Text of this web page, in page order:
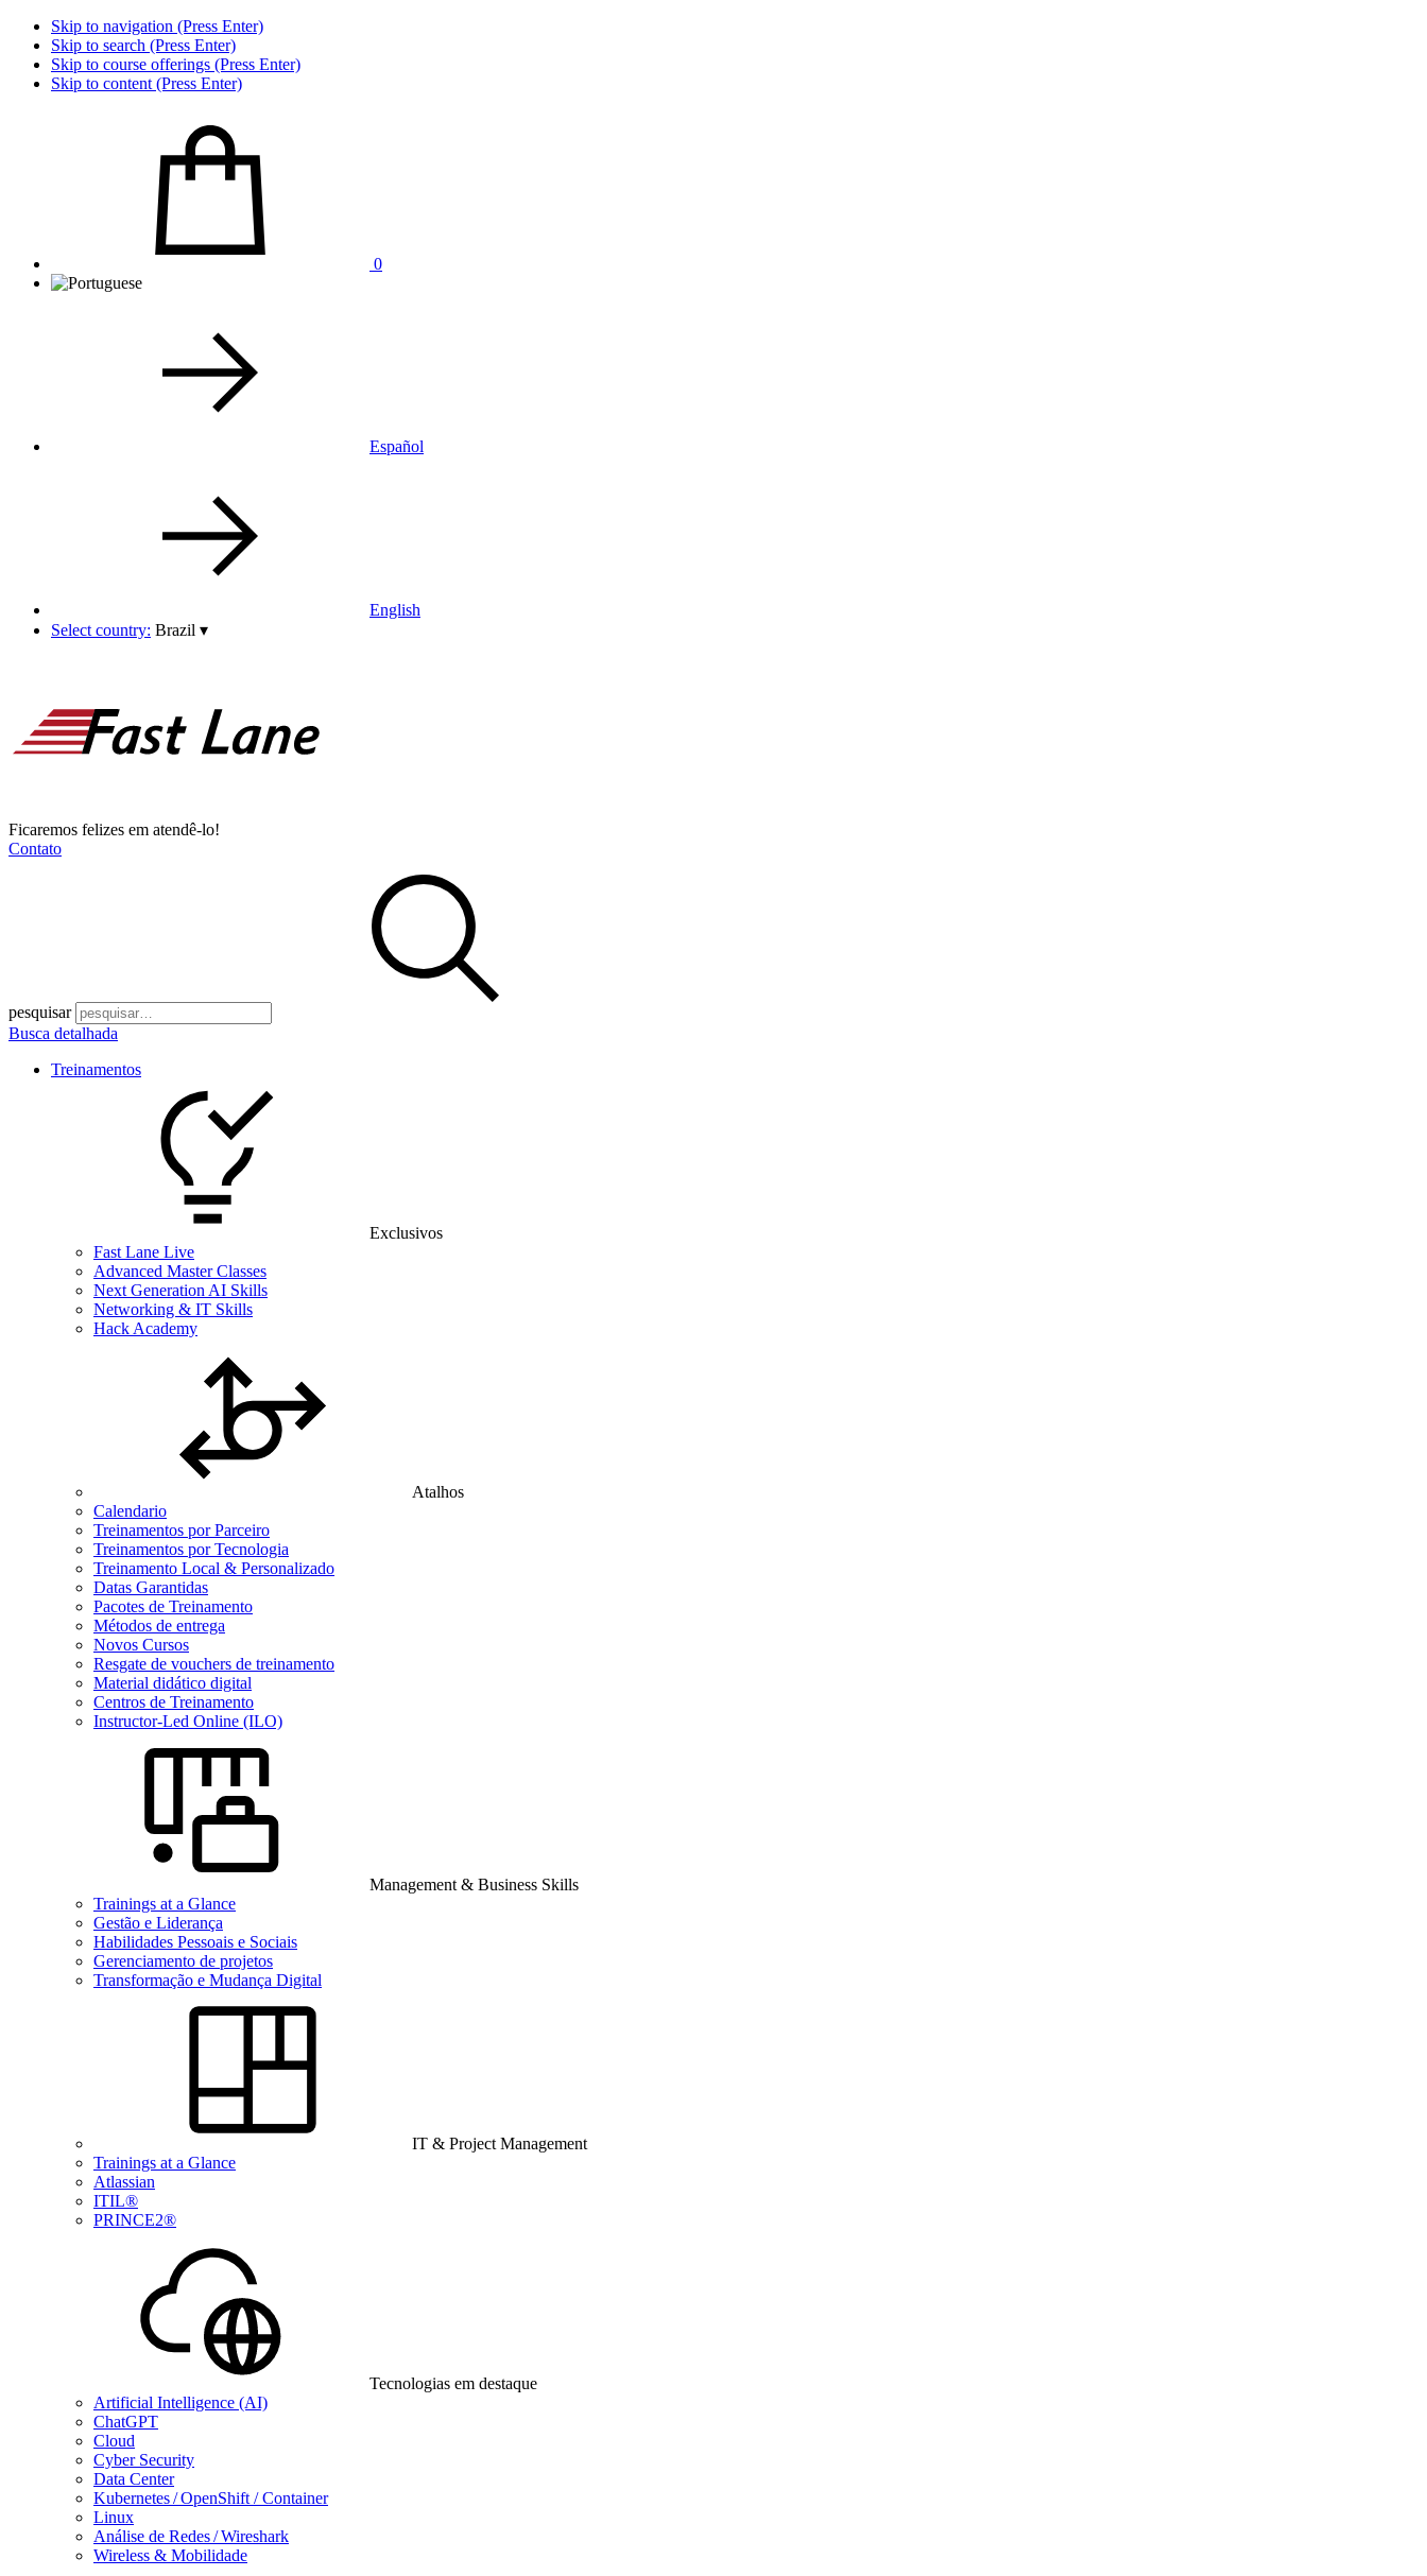
Skip to navigation (Press Enter)
Skip to search (Press Enter)
Skip to course offerings (Press Enter)
Skip to content (Press Enter)
0
Español
English
Select country: Brazil ▾
Ficaremos felizes em atendê-lo!
Contato
pesquisar
Busca detalhada
Treinamentos
Exclusivos
Fast Lane Live
Advanced Master Classes
Next Generation AI Skills
Networking & IT Skills
Hack Academy
Atalhos
Calendario
Treinamentos por Parceiro
Treinamentos por Tecnologia
Treinamento Local & Personalizado
Datas Garantidas
Pacotes de Treinamento
Métodos de entrega
Novos Cursos
Resgate de vouchers de treinamento
Material didático digital
Centros de Treinamento
Instructor-Led Online (ILO)
Management & Business Skills
Trainings at a Glance
Gestão e Liderança
Habilidades Pessoais e Sociais
Gerenciamento de projetos
Transformação e Mudança Digital
IT & Project Management
Trainings at a Glance
Atlassian
ITIL®
PRINCE2®
Tecnologias em destaque
Artificial Intelligence (AI)
ChatGPT
Cloud
Cyber Security
Data Center
Kubernetes / OpenShift / Container
Linux
Análise de Redes / Wireshark
Wireless & Mobilidade